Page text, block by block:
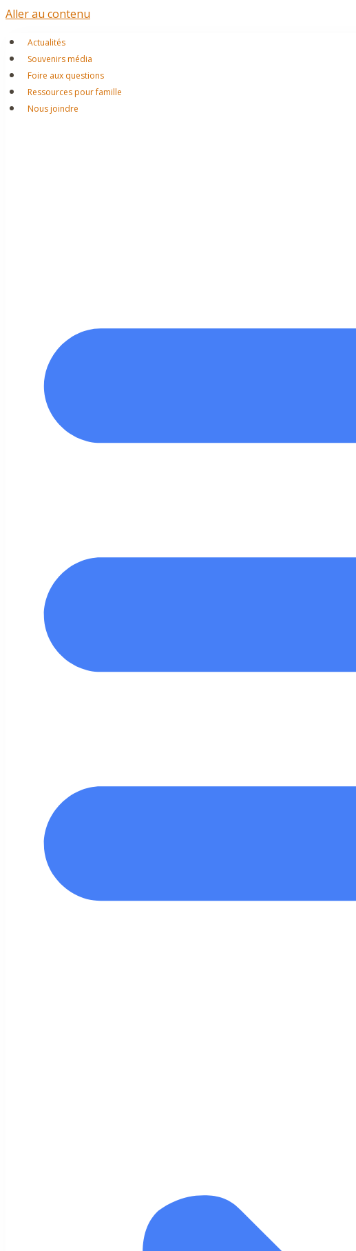
Aller au contenu
Actualités
Souvenirs média
Foire aux questions
Ressources pour famille
Nous joindre